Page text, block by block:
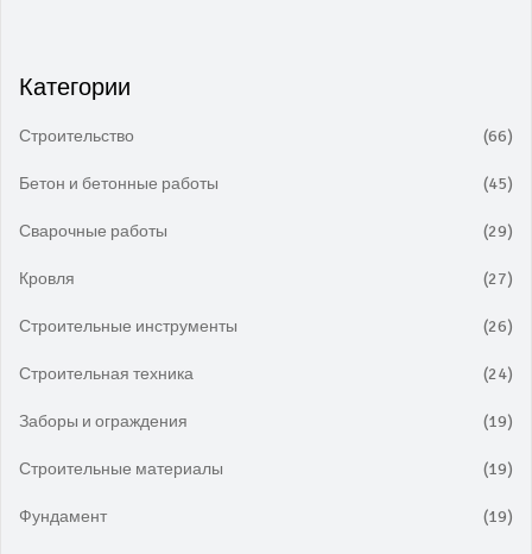
Категории
Строительство (66)
Бетон и бетонные работы (45)
Сварочные работы (29)
Кровля (27)
Строительные инструменты (26)
Строительная техника (24)
Заборы и ограждения (19)
Строительные материалы (19)
Фундамент (19)